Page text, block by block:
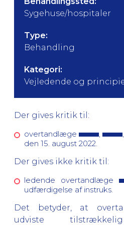
Sygehuse/hospitaler
Type:
Behandling
Kategori:
Vejledende og
Der gives kritik til:
overtandlæge
den 15. august 2022.
Der gives ikke kritik til:
ledende overtandlæge
udfærdigelse af instruks.
Det betyder, at
udviste